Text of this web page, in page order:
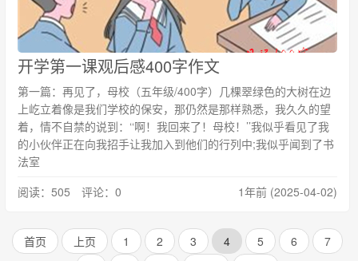
开学第一课观后感400字作文
第一篇：再见了，母校（五年级/400字）几棵翠绿色的大树在边
上屹立着像是我们学校的保安，那仍然是那样熟悉，我久久的望
着，情不自禁的说到：‘‘啊！我回来了！母校！’’我似乎看见了我
的小伙伴正在向我招手让我加入到他们的行列中;我似乎闻到了书
法室
阅读：505 评论：0
1年前 (2025-04-02)
首页 上页 1 2 3 4 5 6
7